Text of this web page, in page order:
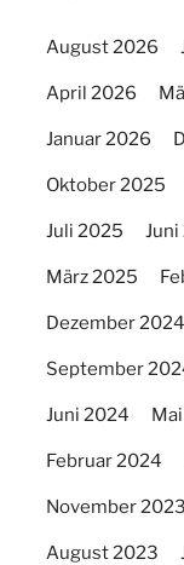
August 2026
April 2026
Januar 2026
Oktober 2025
Juli 2025
März 2025
Dezember 2024
September
Juni 2024
Februar 2024
November 2023
August 2023